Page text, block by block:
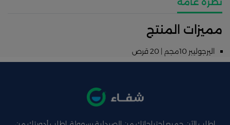
مميزات المنتج
اليرجوليبر 10مجم | 20 قرص